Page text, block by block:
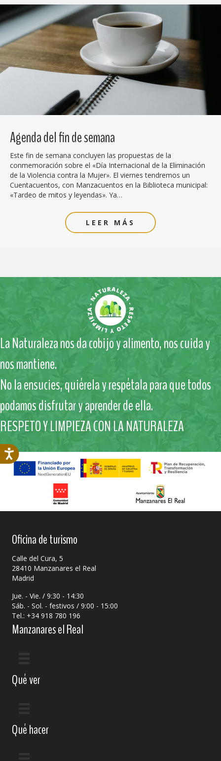
Agenda del fin de semana
Este fin de semana concluyen las propuestas de la
conmemoración sobre el «Día Internacional de la Eliminación
de la Violencia contra la Mujer». El viernes tendremos un
Cuentacuentos, con Manzacuentos en la Biblioteca municipal:
«Tardeo de mitos y leyendas». Ya…
LEER MÁS
La Naturaleza nos da cobijo y alimento, nos cuida y
nos mantiene.
No la ensucies, quiérela y respétala para que todos
podamos disfrutar y aprender de ella.
RESPETO Y LIMPIEZA CON LA NATURALEZA
Oficina de turismo
Calle del Cura, 5
28410 Manzanares el Real
Madrid
Jue. - Vie. / 9:30 - 14:30
Sáb. - Sol. - festivos / 9:00 - 15:00
Tel.: +34 918 780 196
Manzanares el Real
Qué ver
Qué hacer